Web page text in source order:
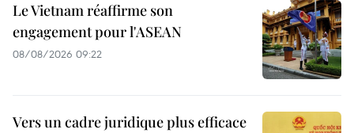
Le Vietnam réaffirme son
engagement pour l'ASEAN
08/08/2026 09:22
Vers un cadre juridique plus efficace